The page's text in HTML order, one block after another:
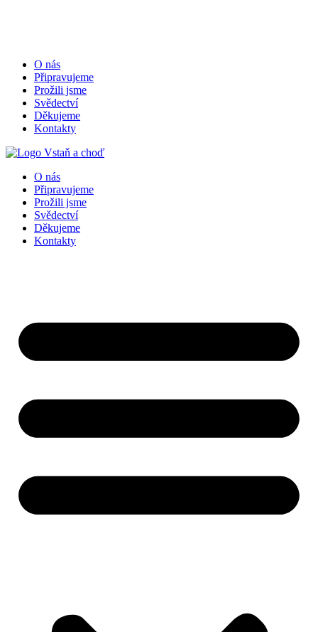
O nás
Připravujeme
Prožili jsme
Svědectví
Děkujeme
Kontakty
O nás
Připravujeme
Prožili jsme
Svědectví
Děkujeme
Kontakty